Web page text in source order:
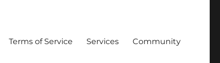
Terms of Service Services Community